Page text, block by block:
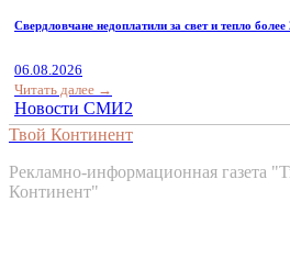
Свердловчане недоплатили за свет и тепло
06.08.2026
Читать далее →
Новости СМИ2
Твой Континент
Рекламно-информационная газета
Континент"